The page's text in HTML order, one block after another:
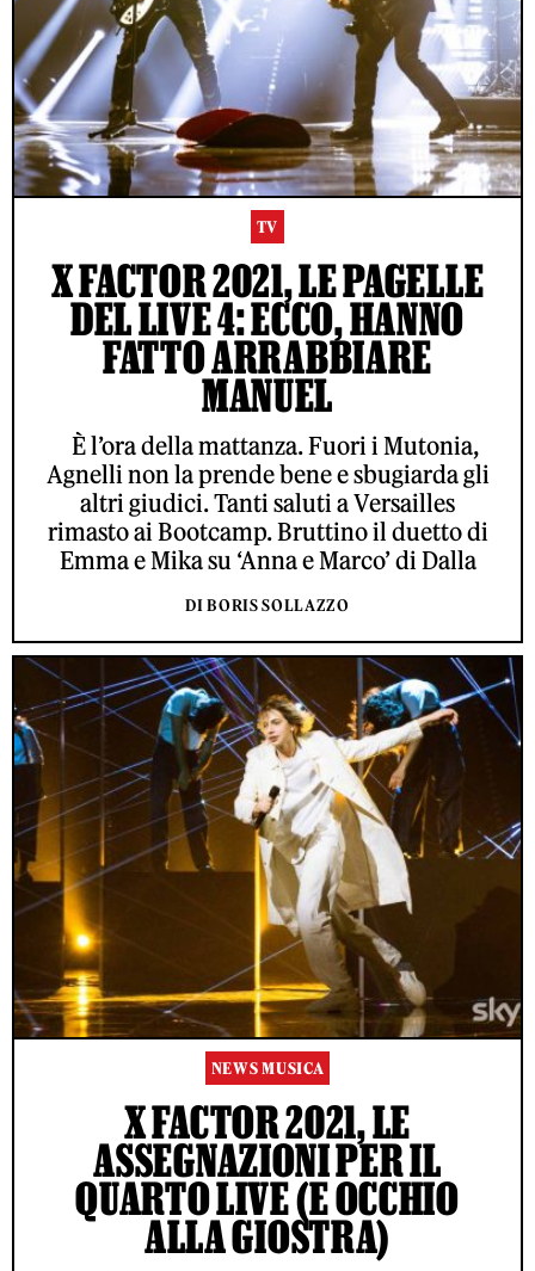
TV
X FACTOR 2021, LE PAGELLE
DEL LIVE 4: ECCO, HANNO
FATTO ARRABBIARE
MANUEL
È l’ora della mattanza. Fuori i Mutonia,
Agnelli non la prende bene e sbugiarda gli
altri giudici. Tanti saluti a Versailles
rimasto ai Bootcamp. Bruttino il duetto di
Emma e Mika su ‘Anna e Marco’ di Dalla
DI BORIS SOLLAZZO
NEWS MUSICA
X FACTOR 2021, LE
ASSEGNAZIONI PER IL
QUARTO LIVE (E OCCHIO
ALLA GIOSTRA)